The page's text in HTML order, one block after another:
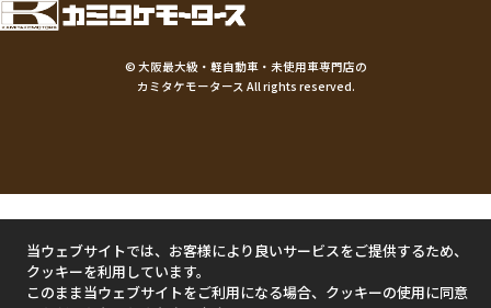
© 大阪最大級・軽自動車・未使用車専門店の
カミタケモータース All rights reserved.
当ウェブサイトでは、お客様により良いサービスをご提供するため、
クッキーを利用しています。
このまま当ウェブサイトをご利用になる場合、クッキーの使用に同意